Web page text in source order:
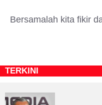
Bersamalah kita fikir
TERKINI